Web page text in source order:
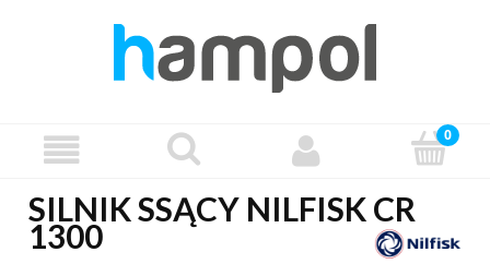
SILNIK SSĄCY NILFISK CR
1300